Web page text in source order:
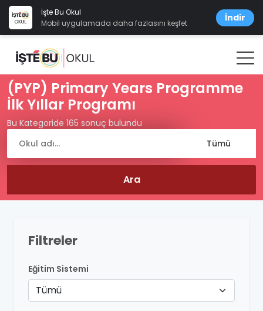
İşte Bu Okul
Mobil uygulamada daha fazlasını keşfet
İndir
(PYP) Primary Years Programme
İlk Yıllar Programı
Bu Kategoride 165 sonuç bulundu
Filtreler
Eğitim Sistemi
Tümü